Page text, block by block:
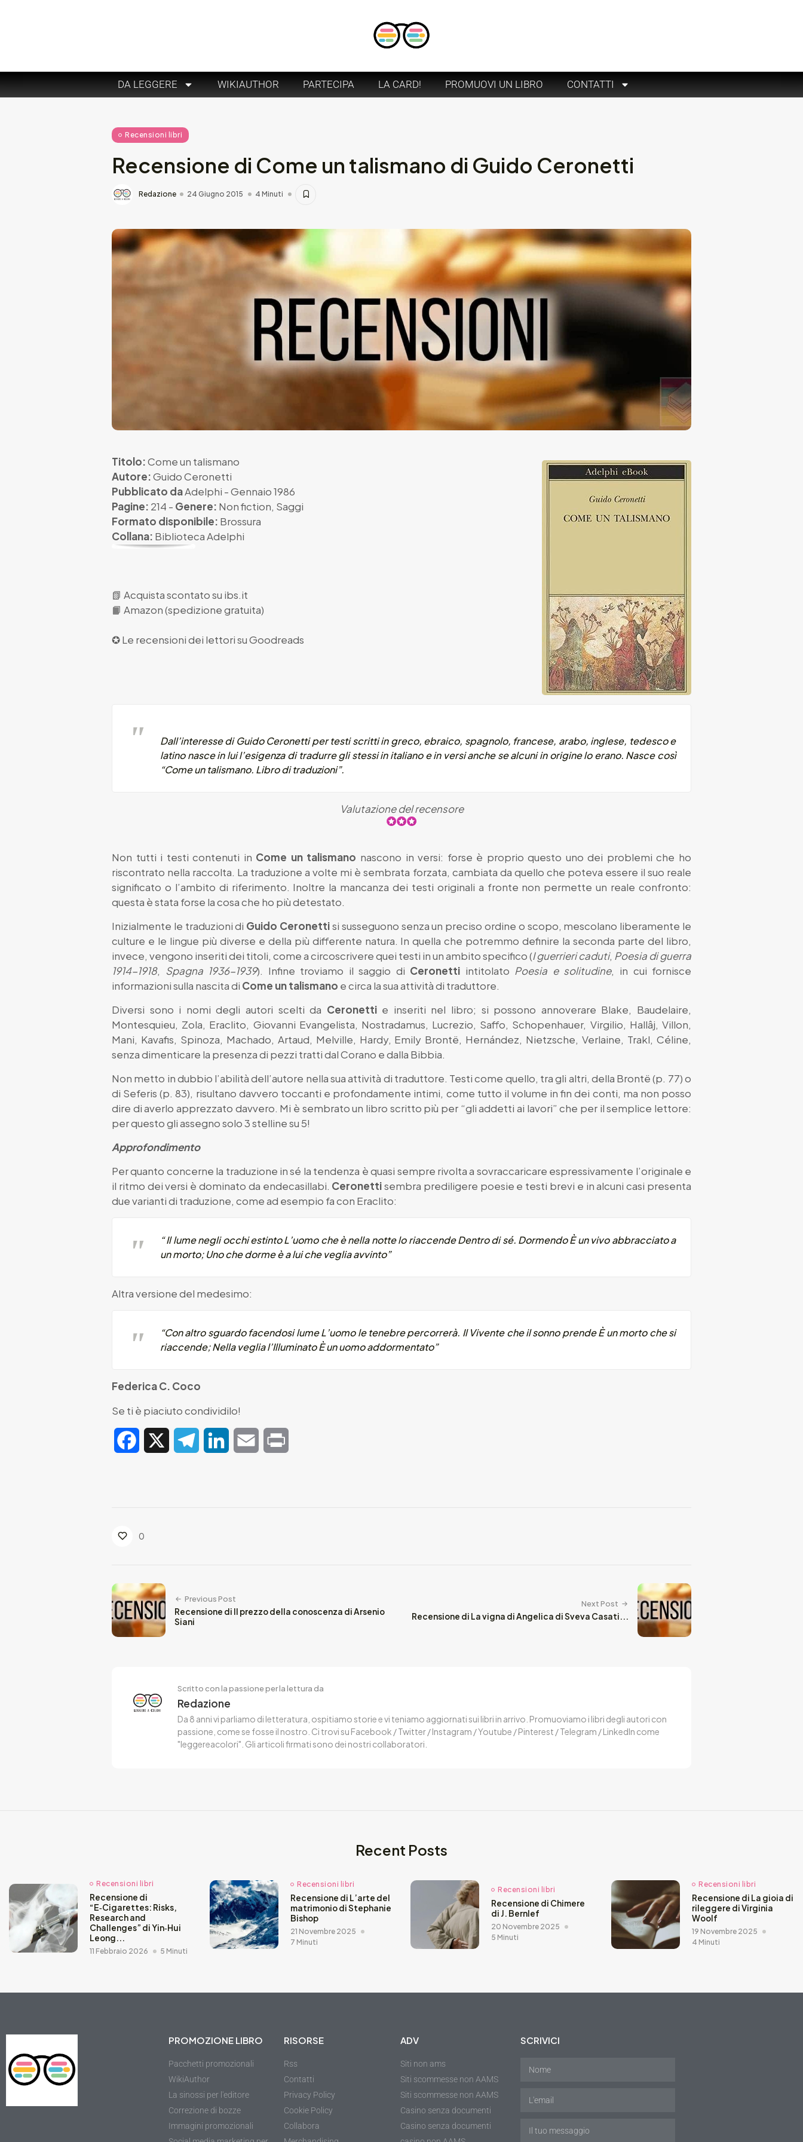
DA LEGGERE WIKIAUTHOR PARTECIPA LA CARD! PROMUOVI UN LIBRO CONTATTI
Recensioni libri
Recensione di Come un talismano di Guido Ceronetti
Redazione 24 Giugno 2015 4 Minuti
Titolo:Come un talismano
Autore:Guido Ceronetti
Pubblicato daAdelphi - Gennaio 1986
Pagine: 214 - Genere: Non fiction, Saggi
Formato disponibile: Brossura
Collana: Biblioteca Adelphi
📗 Acquista scontato su ibs.it
📙 Amazon (spedizione gratuita)
✪ Le recensioni dei lettori suGoodreads
Dall’interesse di Guido Ceronetti per testi scritti in greco, ebraico, spagnolo, francese, arabo, inglese, tedesco e
latino nasce in lui l’esigenza di tradurre gli stessi in italiano e in versi anche se alcuni in origine lo erano. Nasce così
“Come un talismano. Libro di traduzioni”.
Valutazione del recensore
Non tutti i testi contenuti in Come un talismano nascono in versi: forse è proprio questo uno dei problemi che ho
riscontrato nella raccolta. La traduzione a volte mi è sembrata forzata, cambiata da quello che poteva essere il suo reale
significato o l’ambito di riferimento. Inoltre la mancanza dei testi originali a fronte non permette un reale confronto:
questa è stata forse la cosa che ho più detestato.
Inizialmente le traduzioni di Guido Ceronettisi susseguono senza un preciso ordine o scopo, mescolano liberamente le
culture e le lingue più diverse e della più differente natura. In quella che potremmo definire la seconda parte del libro,
invece, vengono inseriti dei titoli, come a circoscrivere quei testi in un ambito specifico (I guerrieri caduti, Poesia di guerra
1914-1918, Spagna 1936-1939). Infine troviamo il saggio di Ceronetti intitolato Poesia e solitudine, in cui fornisce
informazioni sulla nascita di Come un talismano e circa la sua attività di traduttore.
Diversi sono i nomi degli autori scelti da Ceronettie inseriti nel libro; si possono annoverare Blake, Baudelaire,
Montesquieu, Zola, Eraclito, Giovanni Evangelista, Nostradamus, Lucrezio, Saffo, Schopenhauer, Virgilio, Hallâj, Villon,
Mani, Kavafis, Spinoza, Machado, Artaud, Melville, Hardy, Emily Brontë, Hernández, Nietzsche, Verlaine, Trakl, Céline,
senza dimenticare la presenza di pezzi tratti dal Corano e dalla Bibbia.
Non metto in dubbio l’abilità dell’autore nella sua attività di traduttore. Testi come quello, tra gli altri, della Brontë (p. 77) o
di Seferis (p. 83), risultano davvero toccanti e profondamente intimi, come tutto il volume in fin dei conti, ma non posso
dire di averlo apprezzato davvero. Mi è sembrato un libro scritto più per “gli addetti ai lavori” che per il semplice lettore:
per questo gli assegno solo 3 stelline su 5!
Approfondimento
Per quanto concerne la traduzione in sé la tendenza è quasi sempre rivolta a sovraccaricare espressivamente l’originale e
il ritmo dei versi è dominato da endecasillabi. Ceronettisembra prediligere poesie e testi brevi e in alcuni casi presenta
due varianti di traduzione, come ad esempio fa con Eraclito:
“ Il lume negli occhi estinto L’uomo che è nella notte lo riaccende Dentro di sé. Dormendo È un vivo abbracciato a
un morto; Uno che dorme è a lui che veglia avvinto”
Altra versione del medesimo:
“Con altro sguardo facendosi lume L’uomo le tenebre percorrerà. Il Vivente che il sonno prende È un morto che si
riaccende; Nella veglia l’Illuminato È un uomo addormentato”
Federica C. Coco
Se ti è piaciuto condividilo!
Facebook TelegramLinkedIn Email
0
Previous Post
Recensione di Il prezzo della conoscenza di Arsenio
Siani
Next Post
Recensione di La vigna di Angelica di Sveva Casati...
Scritto con la passione per la lettura da
Redazione
Da 8 anni vi parliamo di letteratura, ospitiamo storie e vi teniamo aggiornati sui libri in arrivo. Promuoviamo i libri degli autori con
passione, come se fosse il nostro. Ci trovi su Facebook / Twitter / Instagram / Youtube / Pinterest / Telegram / LinkedIn come
"leggereacolori". Gli articoli firmati sono dei nostri collaboratori.
Recent Posts
Recensioni libri
Recensione di
“E‑Cigarettes: Risks,
Research and
Challenges” di Yin‑Hui
Leong...
11 Febbraio 2026 5 Minuti
Recensioni libri
Recensione di L’arte del
matrimonio di Stephanie
Bishop
21 Novembre 2025
7 Minuti
Recensioni libri
Recensione di Chimere
di J. Bernlef
20 Novembre 2025
5 Minuti
Recensioni libri
Recensione di La gioia di
rileggere di Virginia
Woolf
19 Novembre 2025
4 Minuti
PROMOZIONE LIBRO
Pacchetti promozionali
WikiAuthor
La sinossi per l'editore
Correzione di bozze
Immagini promozionali
RISORSE
Rss
Contatti
Privacy Policy
Cookie Policy
Collabora
ADV
Siti non ams
Siti scommesse non AAMS
Siti scommesse non AAMS
Casino senza documenti
Casino senza documenti
SCRIVICI